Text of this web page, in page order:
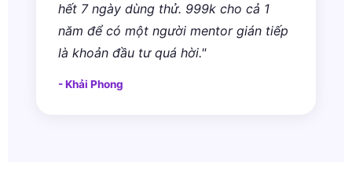
hết 7 ngày dùng thử. 999k cho cả 1
năm để có một người mentor gián tiếp
là khoản đầu tư quá hời."
- Khải Phong